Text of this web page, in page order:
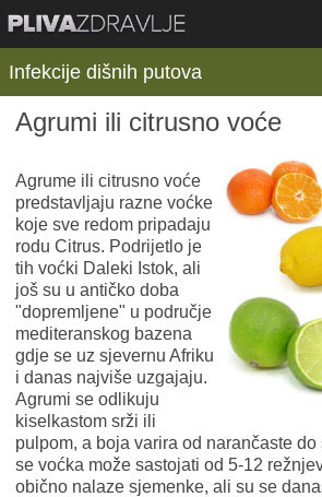
Infekcije dišnih putova
Agrumi ili citrusno voće
Agrume ili citrusno voće
predstavljaju razne voćke
koje sve redom pripadaju
rodu Citrus. Podrijetlo je
tih voćki Daleki Istok, ali
još su u antičko doba
"dopremljene" u područje
mediteranskog bazena
gdje se uz sjevernu Afriku
i danas najviše uzgajaju.
Agrumi se odlikuju
kiselkastom srži ili
pulpom, a boja varira od narančaste
se voćka može sastojati od 5-12
obično nalaze sjemenke, ali su se